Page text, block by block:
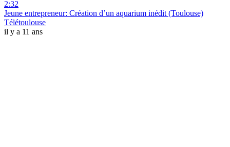
2:32
Jeune entrepreneur: Création d’un aquarium inédit (Toulouse)
Télétoulouse
il y a 11 ans